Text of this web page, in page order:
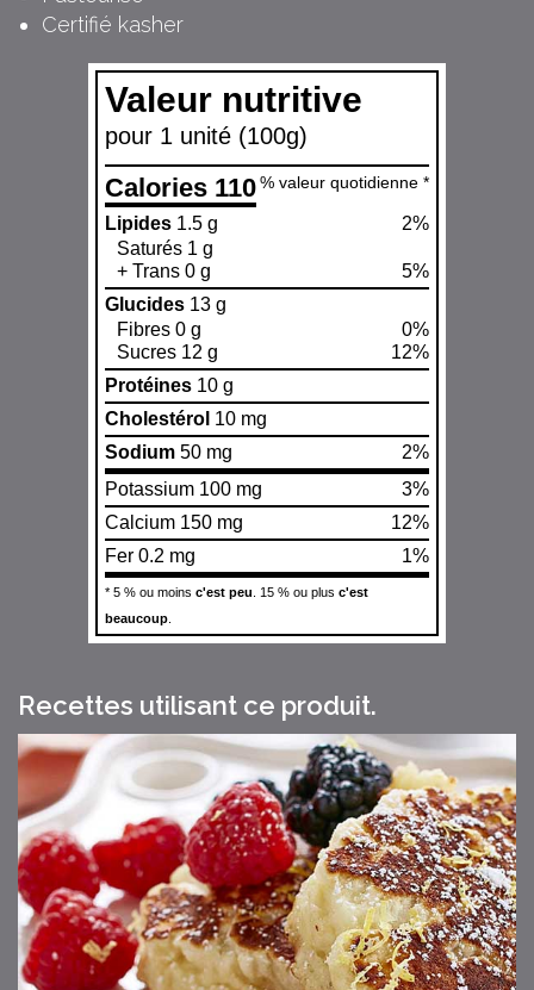
Certifié kasher
Valeur nutritive
pour 1 unité (100g)
Calories 110 % valeur quotidienne *
Lipides 1.5 g
2%
Saturés 1 g
+ Trans 0 g
5%
Glucides 13 g
Fibres 0 g
0%
Sucres 12 g
12%
Protéines 10 g
Cholestérol 10 mg
Sodium 50 mg
2%
Potassium 100 mg
3%
Calcium 150 mg
12%
Fer 0.2 mg
1%
* 5 % ou moins c'est peu . 15 % ou plus c'est
beaucoup
Recettes utilisant ce produit.